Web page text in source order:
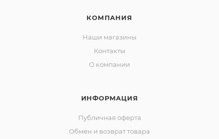
КОМПАНИЯ
Наши магазины
Контакты
О компании
ИНФОРМАЦИЯ
Публичная оферта
Обмен и возврат товара